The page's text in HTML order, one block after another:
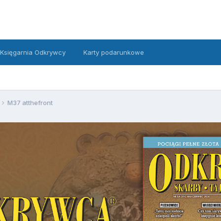
Księgarnia Odkrywcy Karty podarunkowe
M37 atthefront